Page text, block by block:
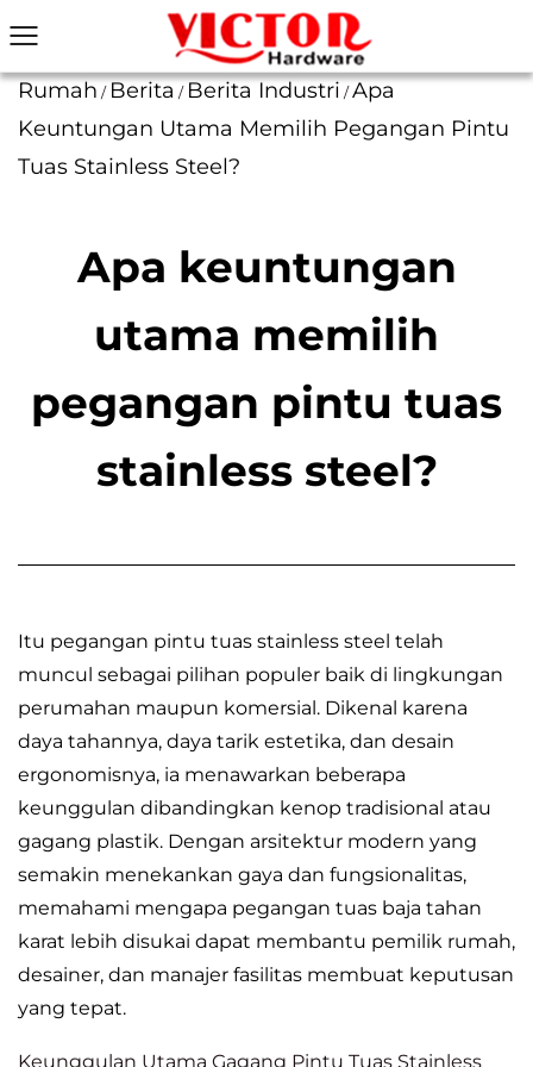
Rumah / Berita / Berita Industri /Apa
Keuntungan Utama Memilih Pegangan Pintu
Tuas Stainless Steel?
Apa keuntungan
utama memilih
pegangan pintu tuas
stainless steel?
Itu pegangan pintu tuas stainless steel telah
muncul sebagai pilihan populer baik di lingkungan
perumahan maupun komersial. Dikenal karena
daya tahannya, daya tarik estetika, dan desain
ergonomisnya, ia menawarkan beberapa
keunggulan dibandingkan kenop tradisional atau
gagang plastik. Dengan arsitektur modern yang
semakin menekankan gaya dan fungsionalitas,
memahami mengapa pegangan tuas baja tahan
karat lebih disukai dapat membantu pemilik rumah,
desainer, dan manajer fasilitas membuat keputusan
yang tepat.
Keunggulan Utama Gagang Pintu Tuas Stainless